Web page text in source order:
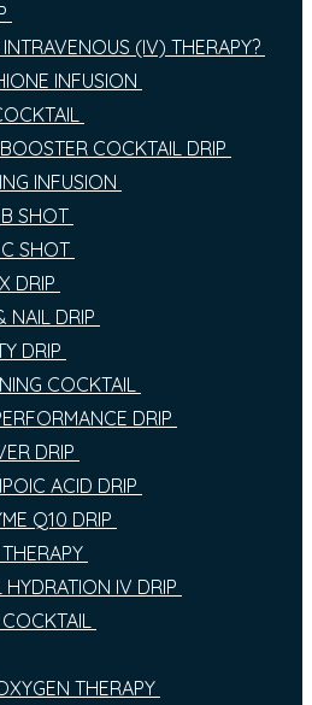
(IV) THERAPY?
INFUSION
COCKTAIL DRIP
INFUSION
SHOT
SHOT
DRIP
NAIL DRIP
DRIP
COCKTAIL
DRIP
DRIP
ACID DRIP
Q10 DRIP
HYDRATION IV DRIP
THERAPY